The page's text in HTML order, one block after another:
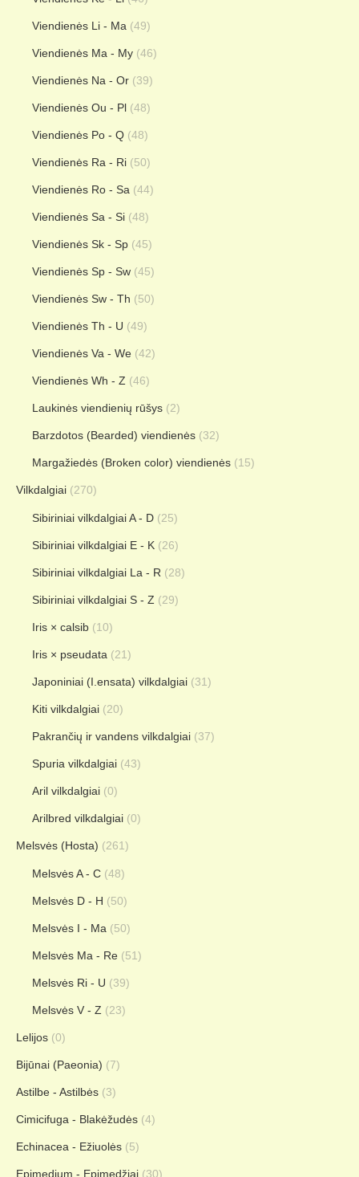
Viendienės Li - Ma (49)
Viendienės Ma - My (46)
Viendienės Na - Or (39)
Viendienės Ou - Pl (48)
Viendienės Po - Q (48)
Viendienės Ra - Ri (50)
Viendienės Ro - Sa (44)
Viendienės Sa - Si (48)
Viendienės Sk - Sp (45)
Viendienės Sp - Sw (45)
Viendienės Sw - Th (50)
Viendienės Th - U (49)
Viendienės Va - We (42)
Viendienės Wh - Z (46)
Laukinės viendienių rūšys (2)
Barzdotos (Bearded) viendienės (32)
Margažiedės (Broken color) viendienės (15)
Vilkdalgiai (270)
Sibiriniai vilkdalgiai A - D (25)
Sibiriniai vilkdalgiai E - K (26)
Sibiriniai vilkdalgiai La - R (28)
Sibiriniai vilkdalgiai S - Z (29)
Iris × calsib (10)
Iris × pseudata (21)
Japoniniai (I.ensata) vilkdalgiai (31)
Kiti vilkdalgiai (20)
Pakrančių ir vandens vilkdalgiai (37)
Spuria vilkdalgiai (43)
Aril vilkdalgiai (0)
Arilbred vilkdalgiai (0)
Melsvės (Hosta) (261)
Melsvės A - C (48)
Melsvės D - H (50)
Melsvės I - Ma (50)
Melsvės Ma - Re (51)
Melsvės Ri - U (39)
Melsvės V - Z (23)
Lelijos (0)
Bijūnai (Paeonia) (7)
Astilbe - Astilbės (3)
Cimicifuga - Blakėžudės (4)
Echinacea - Ežiuolės (5)
Epimedium - Epimedžiai (30)